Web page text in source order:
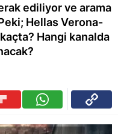
ediliyor ve arama
Hellas Verona-
Hangi kanalda